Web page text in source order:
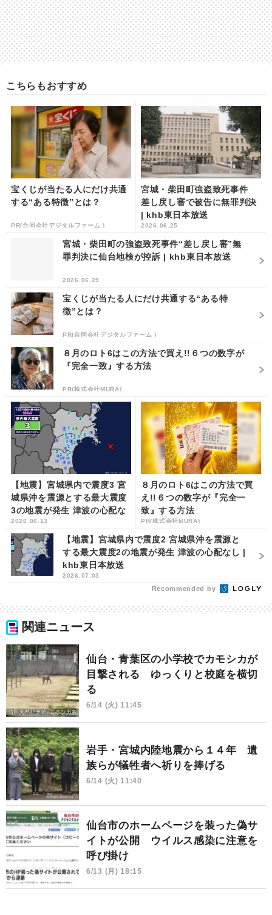
こちらもおすすめ
宝くじが当たる人にだけ共通
する“ある特徴”とは？
PR(合同会社デジタルファーム )
宮城・柴田町強盗致死事件
差し戻し審で被告に無罪判決
| khb東日本放送
2026.06.25
宮城・柴田町の強盗致死事件“差し戻し審”無
罪判決に仙台地検が控訴 | khb東日本放送
2026.06.29
宝くじが当たる人にだけ共通する“ある特
徴”とは？
PR(合同会社デジタルファーム )
８月のロト6はこの方法で買え!!６つの数字が
『完全一致』する方法
PR(株式会社MURA)
【地震】宮城県内で震度3 宮
城県沖を震源とする最大震度
3の地震が発生 津波の心配な
し | khb東日本放送
2026.06.13
８月のロト6はこの方法で買
え!!６つの数字が『完全一
致』する方法
PR(株式会社MURA)
【地震】宮城県内で震度2 宮城県沖を震源と
する最大震度2の地震が発生 津波の心配なし |
khb東日本放送
2026.07.03
Recommended by
関連ニュース
仙台・青葉区の小学校でカモシカが
目撃される ゆっくりと校庭を横切
る
6/14 (火) 11:45
岩手・宮城内陸地震から１４年 遺
族らが犠牲者へ祈りを捧げる
6/14 (火) 11:40
仙台市のホームページを装った偽サ
イトが公開 ウイルス感染に注意を
呼び掛け
6/13 (月) 18:15